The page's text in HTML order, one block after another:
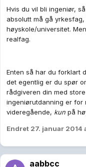
Hvis du vil bli ingeniør,
absolutt må gå
høyskole/universitet.
realfag.
Enten så har du forklart
det egentlig er du spør
rådgiveren din med
ingeniørutdanning er for
videregående, kun på
Endret 27. januar 2014
aabbcc